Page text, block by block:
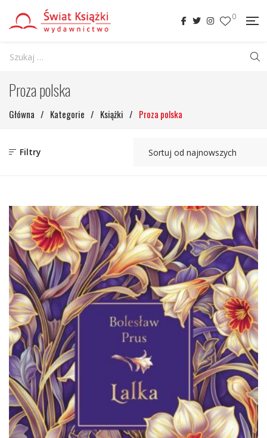
0
Proza polska
Główna / Kategorie / Książki / Proza polska
Filtry